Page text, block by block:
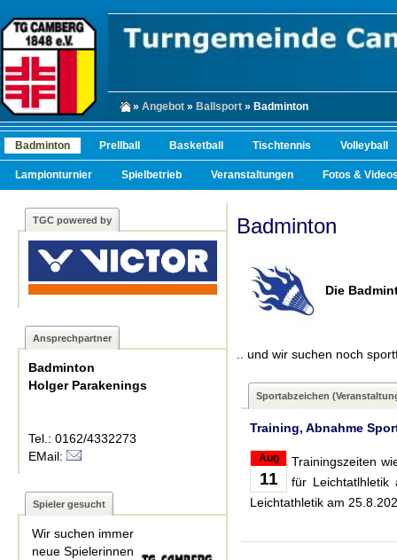
» Angebot » Ballsport » Badminton
Badminton Prellball Basketball Tischtennis Volleyball
Lampionturnier Spielbetrieb Veranstaltungen Fotos &
TGC powered by
Ansprechpartner
Badminton
Holger Parakenings
Tel.: 0162/4332273
EMail:
Spieler gesucht
Wir suchen immer
neue Spielerinnen
Badminton
Die
.. und wir suchen noch
Sportabzeichen
Training, Abnahme
Aug
11
Trainingszeiten
für
Leichtathletik am